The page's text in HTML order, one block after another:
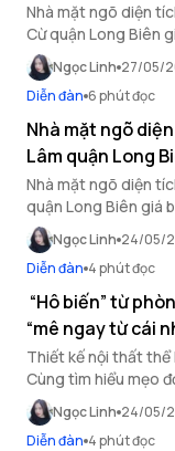
Nhà mặt ngõ diện
Cừ quận Long Biên
loại hình bất động
Ngọc Linh 27/05/
Diễn đàn 6 phút đọc
Nhà mặt ngõ
Lâm quận Long
Nhà mặt ngõ diện
quận Long Biên giá
bất động sản này để
Ngọc Linh 24/05/
Diễn đàn 4 phút đọc
“Hô biến” từ
“mê ngay từ cái
Thiết kế nội thất thể
Cùng tìm hiểu mẹo
khách trở nên ngăn
Ngọc Linh 24/05/
Diễn đàn 4 phút đọc